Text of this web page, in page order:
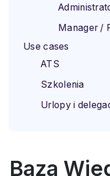
Manager /
Use cases
ATS
Szkolenia
Urlopy i
Baza